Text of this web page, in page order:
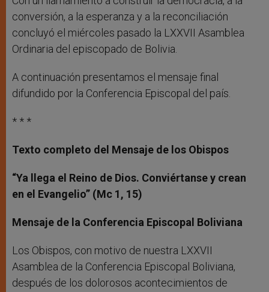
conversión, a la esperanza y a la reconciliación
concluyó el miércoles pasado la LXXVII Asamblea
Ordinaria del episcopado de Bolivia.
A continuación presentamos el mensaje final
difundido por la Conferencia Episcopal del país.
* * *
Texto completo del Mensaje de los Obispos
“Ya llega el Reino de Dios. Conviértanse y crean
en el Evangelio” (Mc 1, 15)
Mensaje de la Conferencia Episcopal Boliviana
Los Obispos, con motivo de nuestra LXXVII
Asamblea de la Conferencia Episcopal Boliviana,
después de los dolorosos acontecimientos de